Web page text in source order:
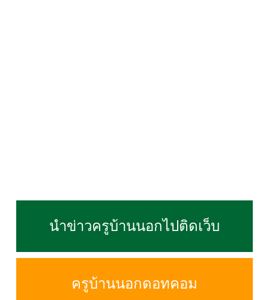
นำข่าวครูบ้านนอกไปติดเว็บ
ครูบ้านนอกดอทคอม